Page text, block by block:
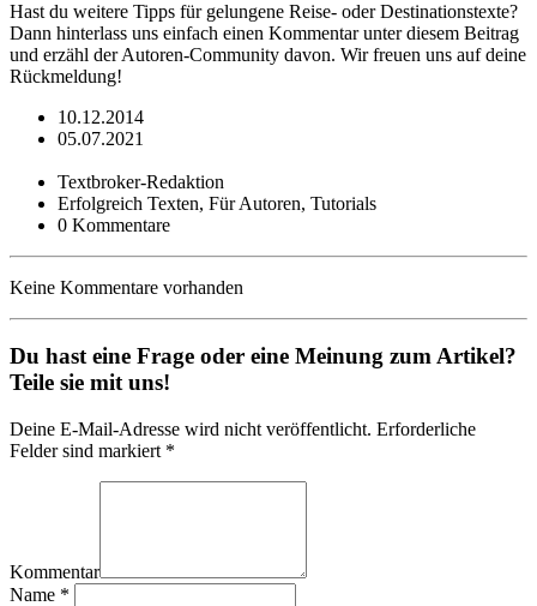
Hast du weitere Tipps für gelungene Reise- oder Destinationstexte?
Dann hinterlass uns einfach einen Kommentar unter diesem Beitrag
und erzähl der Autoren-Community davon. Wir freuen uns auf deine
Rückmeldung!
10.12.2014
05.07.2021
Textbroker-Redaktion
Erfolgreich Texten, Für Autoren, Tutorials
0 Kommentare
Keine Kommentare vorhanden
Du hast eine Frage oder eine Meinung zum Artikel?
Teile sie mit uns!
Deine E-Mail-Adresse wird nicht veröffentlicht. Erforderliche
Felder sind markiert *
Kommentar
Name *